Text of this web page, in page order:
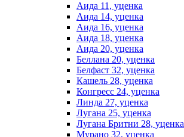
Аида 11, уценка
Аида 14, уценка
Аида 16, уценка
Аида 18, уценка
Аида 20, уценка
Беллана 20, уценка
Белфаст 32, уценка
Кашель 28, уценка
Конгресс 24, уценка
Линда 27, уценка
Лугана 25, уценка
Лугана Бритни 28, уценка
Мурано 32, уценка